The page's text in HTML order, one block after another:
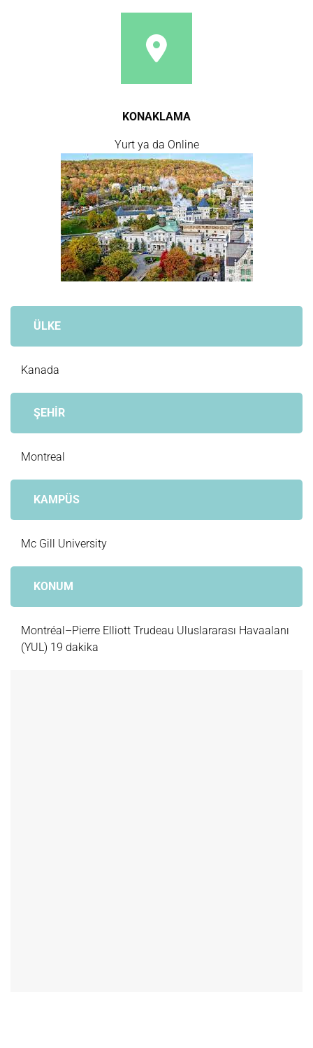
KONAKLAMA
Yurt ya da Online
ÜLKE
Kanada
ŞEHİR
Montreal
KAMPÜS
Mc Gill University
KONUM
Montréal–Pierre Elliott Trudeau Uluslararası Havaalanı
(YUL) 19 dakika